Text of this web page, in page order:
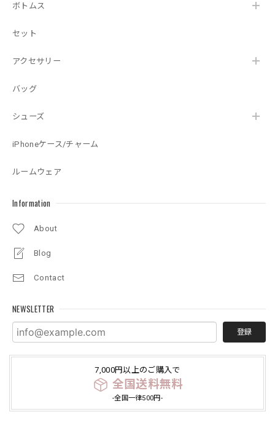
ボトムス
セット
アクセサリー
バッグ
シューズ
iPhoneケース/チャーム
ルームウェア
Information
About
Blog
Contact
NEWSLETTER
登録
7,000円以上のご購入で
全国送料無料
-全国一律500円-